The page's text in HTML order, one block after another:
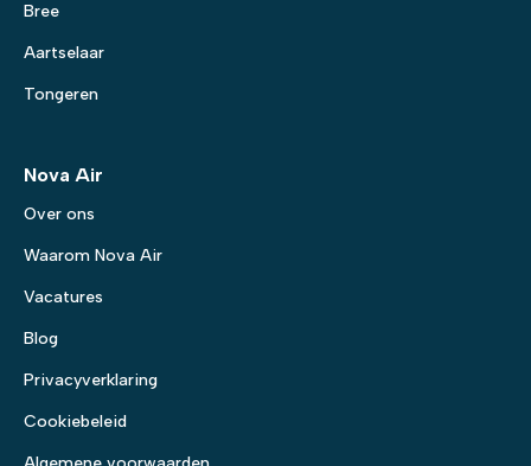
Bree
Aartselaar
Tongeren
Nova Air
Over ons
Waarom Nova Air
Vacatures
Blog
Privacyverklaring
Cookiebeleid